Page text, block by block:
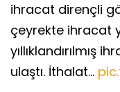
ihracat dirençli
çeyrekte ihracat
yıllıklandırılmış
ulaştı. İthalat…